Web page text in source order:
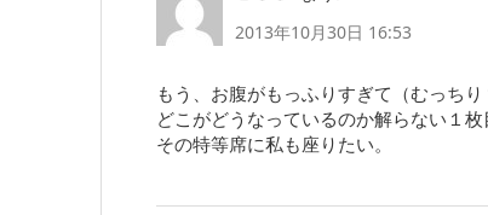
2013年10月30日 16:53
もう、お腹がもっふりすぎて（むっちり
どこがどうなっているのか解らない１枚
その特等席に私も座りたい。